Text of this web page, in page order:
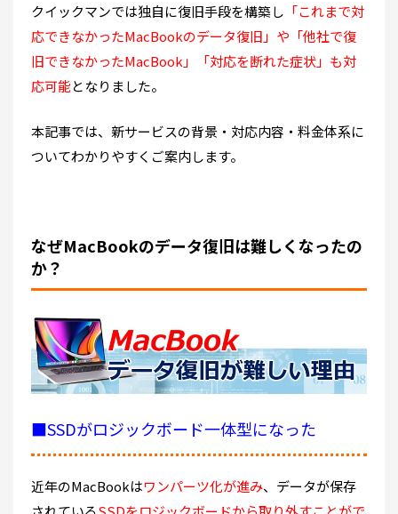
クイックマンでは独自に復旧手段を構築し 「これまで対
応できなかったMacBookのデータ復旧」や「他社で復
旧できなかったMacBook」「対応を断れた症状」も対
応可能となりました。
本記事では、新サービスの背景・対応内容・料金体系に
ついてわかりやすくご案内します。
なぜMacBookのデータ復旧は難しくなったの
か？
■SSDがロジックボード一体型になった
近年のMacBookはワンパーツ化が進み、データが保存